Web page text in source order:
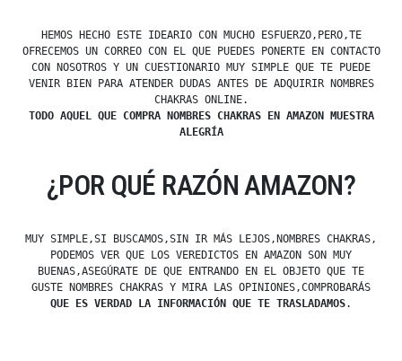
HEMOS HECHO ESTE IDEARIO CON MUCHO ESFUERZO,PERO,TE
OFRECEMOS UN CORREO CON EL QUE PUEDES PONERTE EN CONTACTO
CON NOSOTROS Y UN CUESTIONARIO MUY SIMPLE QUE TE PUEDE
VENIR BIEN PARA ATENDER DUDAS ANTES DE ADQUIRIR NOMBRES
CHAKRAS ONLINE.
TODO AQUEL QUE COMPRA NOMBRES CHAKRAS EN AMAZON MUESTRA
ALEGRÍA
¿POR QUÉ RAZÓN AMAZON?
MUY SIMPLE,SI BUSCAMOS,SIN IR MÁS LEJOS,NOMBRES CHAKRAS,
PODEMOS VER QUE LOS VEREDICTOS EN AMAZON SON MUY
BUENAS,ASEGÚRATE DE QUE ENTRANDO EN EL OBJETO QUE TE
GUSTE NOMBRES CHAKRAS Y MIRA LAS OPINIONES,COMPROBARÁS
QUE ES VERDAD LA INFORMACIÓN QUE TE TRASLADAMOS.